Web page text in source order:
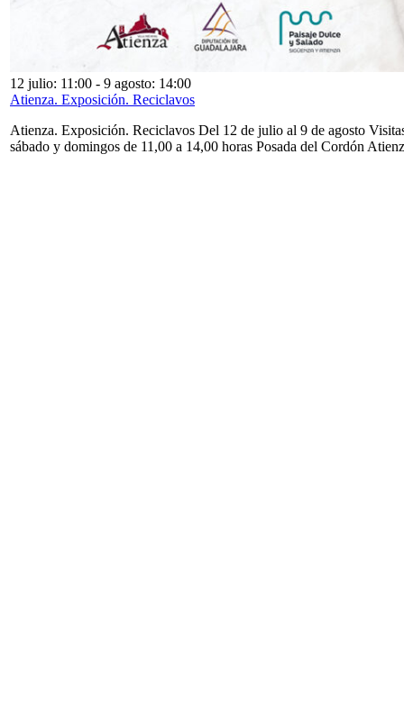
12 julio: 11:00 - 9 agosto: 14:00
Atienza. Exposición. Reciclavos
Atienza. Exposición. Reciclavos Del 12 de julio al 9 de agosto
sábado y domingos de 11,00 a 14,00 horas Posada del Cordón